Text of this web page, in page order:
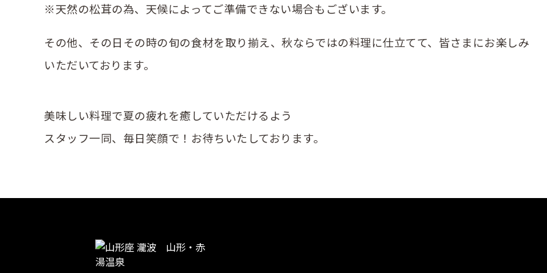
※天然の松茸の為、天候によってご準備できない場合もございます。
その他、その日その時の旬の食材を取り揃え、秋ならではの料理に仕立てて、皆さまにお楽しみ
いただいております。
美味しい料理で夏の疲れを癒していただけるよう
スタッフ一同、毎日笑顔で！お待ちいたしております。